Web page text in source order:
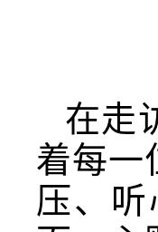
在走
着每一
压、